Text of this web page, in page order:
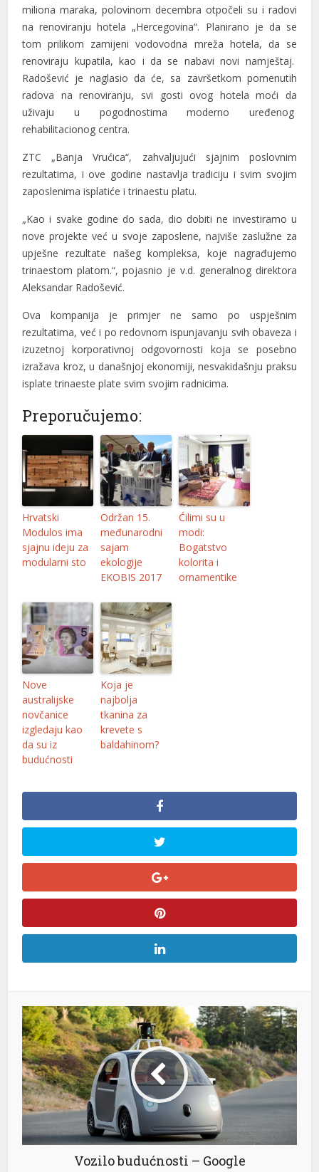
miliona maraka, polovinom decembra otpočeli su i radovi
na renoviranju hotela „Hercegovina“. Planirano je da se
tom prilikom zamijeni vodovodna mreža hotela, da se
renoviraju kupatila, kao i da se nabavi novi namještaj.
Radošević je naglasio da će, sa završetkom pomenutih
radova na renoviranju, svi gosti ovog hotela moći da
uživaju u pogodnostima moderno uređenog
rehabilitacionog centra.
ZTC „Banja Vrućica“, zahvaljujući sjajnim poslovnim
rezultatima, i ove godine nastavlja tradiciju i svim svojim
zaposlenima isplatiće i trinaestu platu.
„Kao i svake godine do sada, dio dobiti ne investiramo u
nove projekte već u svoje zaposlene, najviše zaslužne za
upješne rezultate našeg kompleksa, koje nagrađujemo
trinaestom platom.“, pojasnio je v.d. generalnog direktora
Aleksandar Radošević.
Ova kompanija je primjer ne samo po uspješnim
rezultatima, već i po redovnom ispunjavanju svih obaveza i
izuzetnoj korporativnoj odgovornosti koja se posebno
izražava kroz, u današnjoj ekonomiji, nesvakidašnju praksu
isplate trinaeste plate svim svojim radnicima.
Preporučujemo:
Hrvatski
Modulos ima
sjajnu ideju za
modularni sto
Održan 15.
međunarodni
sajam
ekologije
EKOBIS 2017
Ćilimi su u
modi:
Bogatstvo
kolorita i
ornamentike
Nove
australijske
novčanice
izgledaju kao
da su iz
budućnosti
Koja je
najbolja
tkanina za
krevete s
baldahinom?
Vozilo budućnosti – Google